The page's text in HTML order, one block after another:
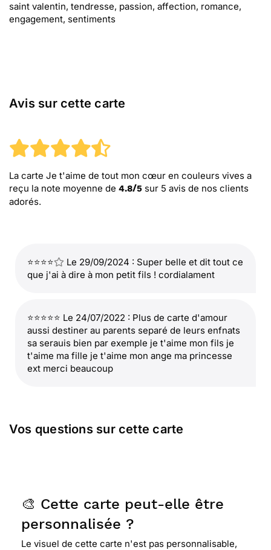
saint valentin, tendresse, passion, affection, romance,
engagement, sentiments
Avis sur cette carte
La carte Je t'aime de tout mon cœur en couleurs vives a
reçu la note moyenne de 4.8/5 sur 5 avis de nos clients
adorés.
⭐⭐⭐⭐
Le 29/09/2024 : Super belle et dit tout ce
que j'ai à dire à mon petit fils ! cordialament
⭐⭐⭐⭐⭐ Le 24/07/2022 : Plus de carte d'amour
aussi destiner au parents separé de leurs enfnats
sa serauis bien par exemple je t'aime mon fils je
t'aime ma fille je t'aime mon ange ma princesse
ext merci beaucoup
Vos questions sur cette carte
🎨 Cette carte peut-elle être
personnalisée ?
Le visuel de cette carte n'est pas personnalisable,